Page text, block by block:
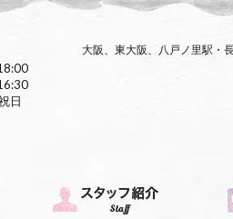
大阪、東大阪、八戸ノ里駅・
日